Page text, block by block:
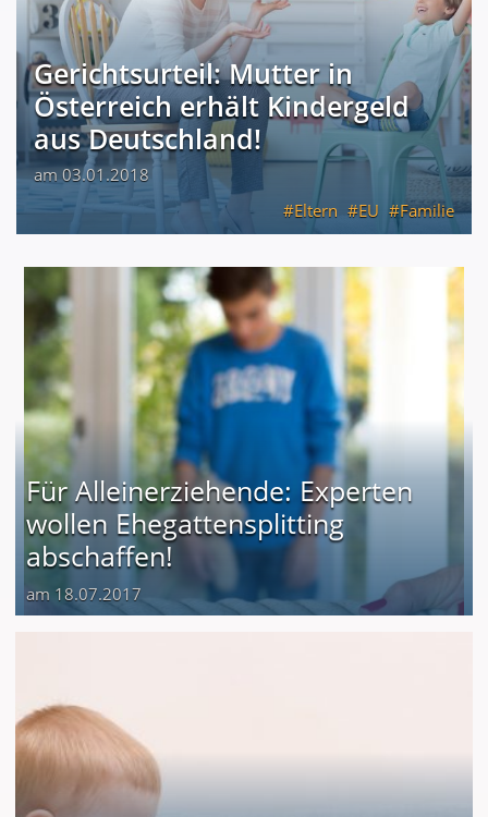
Gerichtsurteil: Mutter in
Österreich erhält Kindergeld
aus Deutschland!
am 03.01.2018
Eltern
EU Familie
Für Alleinerziehende: Experten
wollen Ehegattensplitting
abschaffen!
am 18.07.2017